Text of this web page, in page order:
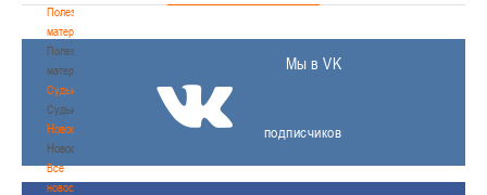
Полезные
материалы
Полезные
материалы
Судьи
Судьи
Новости
Новости
Все
новости
Мы в VK
подписчиков